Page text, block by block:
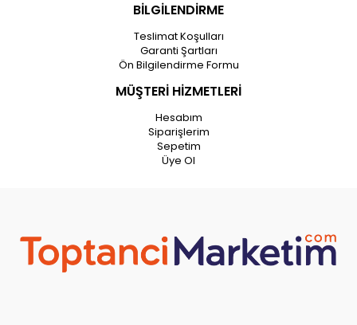
BİLGİLENDİRME
Teslimat Koşulları
Garanti Şartları
Ön Bilgilendirme Formu
MÜŞTERİ HİZMETLERİ
Hesabım
Siparişlerim
Sepetim
Üye Ol